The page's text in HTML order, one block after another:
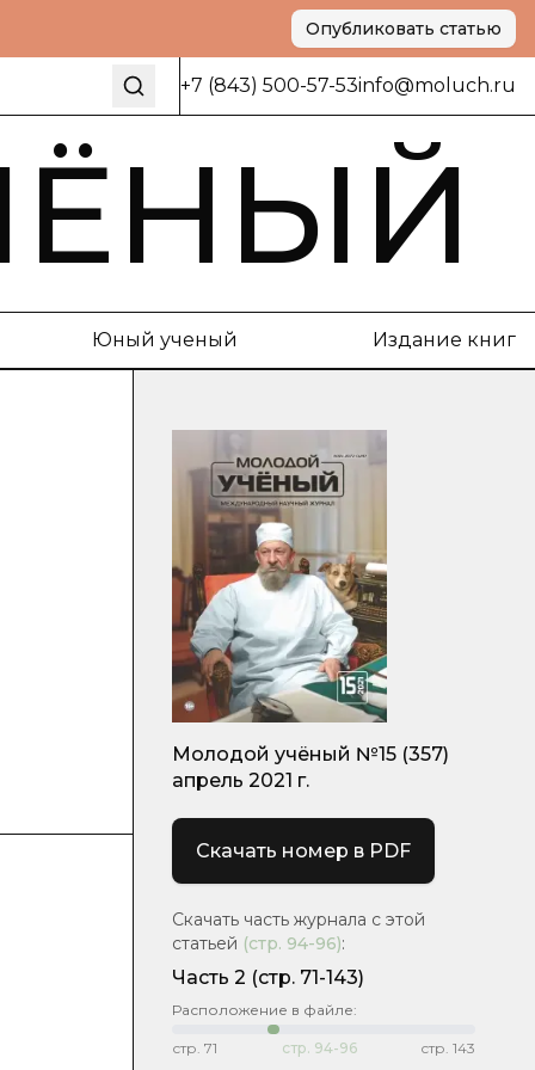
Опубликовать статью
+7 (843) 500-57-53info@moluch.ru
Юный ученый Издание книг
Молодой учёный №15 (357)
апрель 2021 г.
Скачать номер в PDF
Скачать часть журнала с этой
статьей (стр. 94-96):
Часть 2 (стр. 71-143)
Расположение в файле:
стр. 71 стр. 94-96 стр. 143